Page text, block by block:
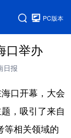
PC版本
口举办
日报
口开幕，大会
，吸引了来自
等相关领域的